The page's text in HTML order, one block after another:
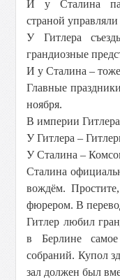
И у Сталина
страной
У Гитлера
грандиозные
И у Сталина –
Главные
ноября.
В империи
У Гитлера –
У Сталина –
Сталина
вождём.
фюрером. В
Гитлер любил
в Берлине
собраний. Купол
зал должен был